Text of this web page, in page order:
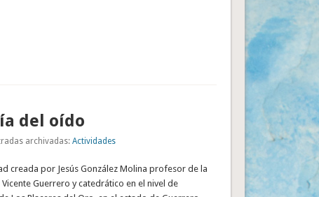
del oído
archivadas: Actividades
creada por Jesús González Molina profesor de la
Vicente Guerrero y catedrático en el nivel de